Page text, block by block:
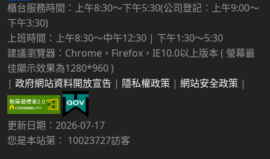
櫃台服務時間：上午8:30～下午5:30(公司登記：上午9:00～
下午3:30)
上班時間：上午8:30～中午12:30 | 下午1:30～5:30
建議瀏覽器：Chrome，Firefox，IE10.0以上版本 ( 螢幕最
佳顯示效果為1280*960 )
| 政府網站資料開放宣告 | 隱私權政策 | 網站安全政策 |
更新日期：2026-07-17
您是本站第： 10023727訪客